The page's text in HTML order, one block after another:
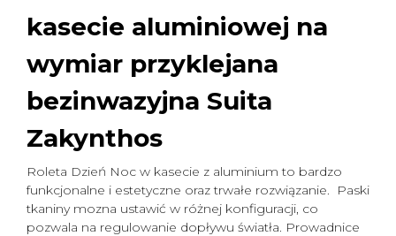
kasecie aluminiowej na
wymiar przyklejana
bezinwazyjna Suita
Zakynthos
Roleta Dzień Noc w kasecie z aluminium to bardzo
funkcjonalne i estetyczne oraz trwałe rozwiązanie. Paski
tkaniny mozna ustawić w różnej konfiguracji, co
pozwala na regulowanie dopływu światła. Prowadnice